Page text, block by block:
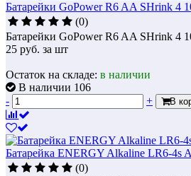
Батарейки GoPower R6 AA SHrink 4
(0)
Батарейки GoPower R6 AA SHrink 4
25 руб. за шт
Остаток на складе: в наличии
В наличии 106
-
+ В
Батарейка ENERGY Alkaline LR6-4s
(0)